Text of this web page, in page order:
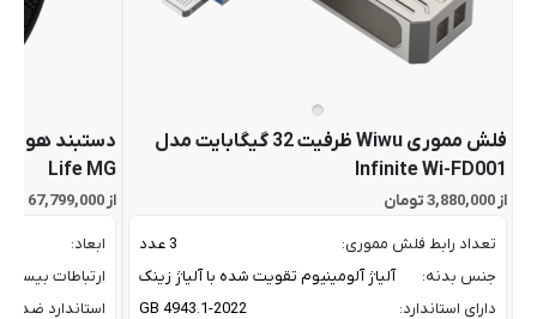
فلش مموری Wiwu ظرفیت 32 گیگابایت مدل
Infinite Wi-FD001
از 3,880,000 تومان
تعداد رابط فلش مموری:
3 عدد
جنس بدنه:
آلیاژ آلومینیوم تقویت شده با آلیاژ زینک
دارای استاندارد:
GB 4943.1-2022
Life MG
از 67,799,000 تومان
ابعاد:
ارتباطات بیسیم:
استاندارد ضد